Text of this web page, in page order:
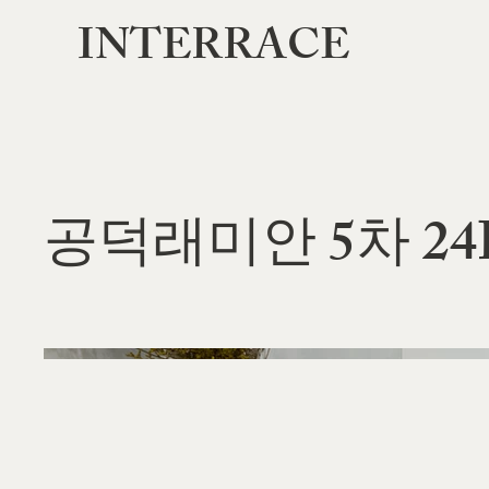
INTERRACE
공덕래미안 5차